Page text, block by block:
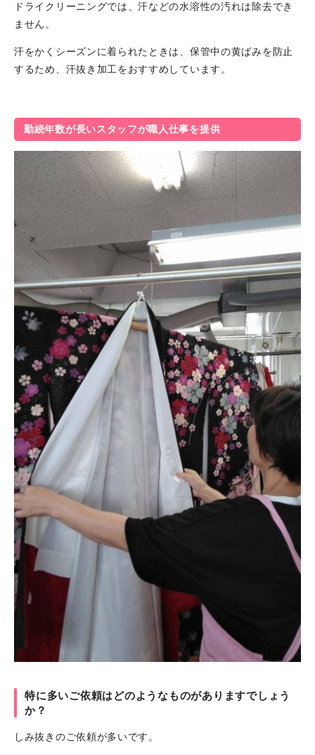
ドライクリーニングでは、汗などの水溶性の汚れは除去でき
ません。
汗をかくシーズンに着られたときは、保管中の黄ばみを防止
するため、汗抜き加工をおすすめしています。
勤続年数が長いスタッフが職人仕事を提供
特に多いご依頼はどのようなものがありますでしょう
か？
しみ抜きのご依頼が多いです。